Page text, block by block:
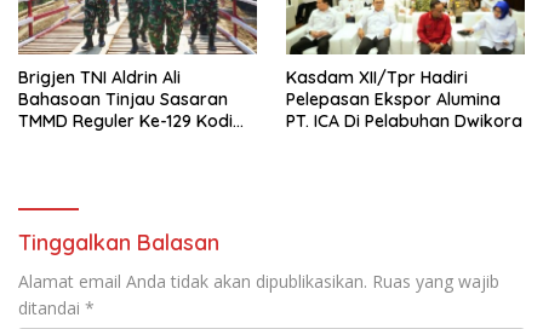
Brigjen TNI Aldrin Ali
Bahasoan Tinjau Sasaran
TMMD Reguler Ke-129 Kodim
Kasdam XII/Tpr Hadiri
Pelepasan Ekspor Alumina
PT. ICA Di Pelabuhan Dwikora
Tinggalkan Balasan
Alamat email Anda tidak akan dipublikasikan. Ruas yang wajib
ditandai *